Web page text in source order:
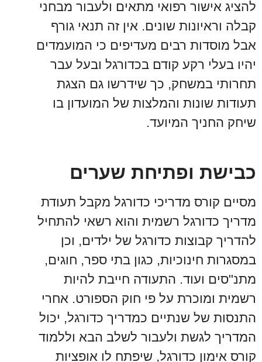
להציג אישור רפואי מתאים ולעבור מבחני
קבלה וראיונות שונים. אין זה תנאי גורף
אבל מוסדות רבים מעדיפים כי המועמדים
יהיו בעלי רקע קודם בכדורגל ובעל עבר
תחרותי במשחק, כך שידרשו גם הצגת
תעודות שונות והמלצות של המועדון בו
שיחק החניך המיועד.
כבישת ופתיחת שערים
מסיים קורס מדריכי כדורגל מקבל תעודת
מדריך כדורגל רשמית והוא רשאי להתחיל
להדריך קבוצות כדורגל של ילדים, וכן
במסגרות חינוכיות, כגון בתי ספר, חוגים,
מתנ"סים ועוד. התעודה חייבת להיות
רשמית ומוכרת על פי חוק הספורט. אחרי
התנסות של שנתיים כמדריך כדורגל, יכול
המדריך לגשת ולעבור לשלב הבא וללמוד
קורס אימון כדורגל, שיפתח לו אופציות